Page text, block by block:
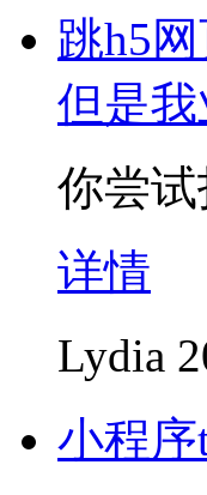
跳h5
但是
你尝
详情
Lydia
小程序